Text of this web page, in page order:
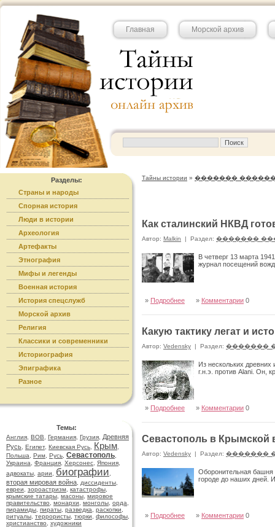
Главная Морской архив
Разделы:
Страны и народы
Спорная история
Люди в истории
Археология
Артефакты
Этнография
Мифы и легенды
Военная история
История спецслужб
Морской архив
Религия
Классики и современники
Историография
Эпиграфика
Разное
Темы:
Англия ВОВ Германия Грузия
Древняя
Русь Египет, Киевская Русь Крым
Польша
Рим Русь Севастополь
Украина
Франция Херсонес Япония
адвокаты арии биографии
вторая мировая война диссиденты
евреи
зороастризм катастрофы
крымские татары масоны мировое
правительство
монархи монголы орда
пирамиды пираты разведка раскопки
ритуалы террористы тюрки философы
христианство
художники
Тайны истории » �������
Как сталинский НКВД
Автор: Malkin | Раздел: �������
В четверг 13 марта
журнал посещений
» Подробнее » Комментарии 0
Какую тактику легат и
Автор: Vedensky | Раздел: �������
Из нескольких древних
г.н.э. против Alani. Он,
» Подробнее » Комментарии 0
Севастополь в Крымской
Автор: Vedensky | Раздел: �������
Оборонительная башня
городе до наших дней.
» Подробнее » Комментарии 0